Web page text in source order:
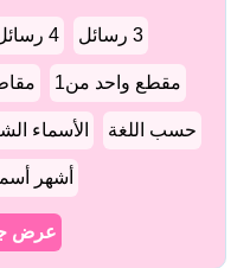
3 رسائل 4 رسائل
مقطع واحد من1
حسب اللغة الأسماء
أشهر
عرض